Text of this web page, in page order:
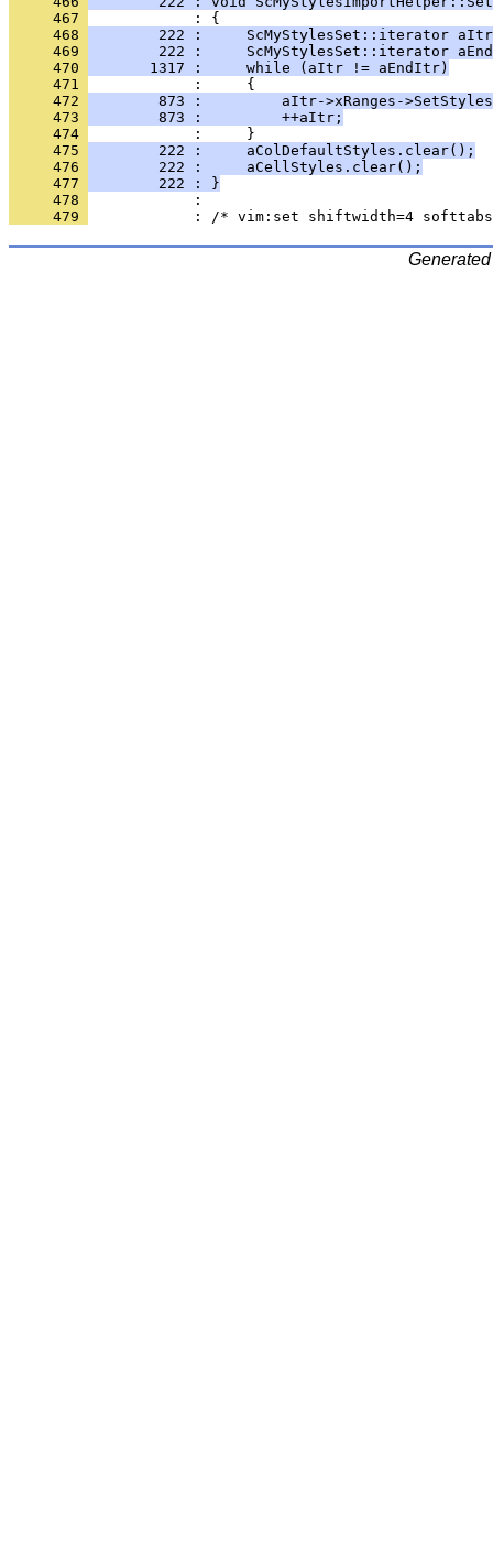
     467
     468
222 :     ScMyStylesSet::iterator
     469
222 :     ScMyStylesSet::iterator
     470
       1317 :     while (aItr != aEndItr)
     471
     472
873 :         aItr->xRanges-
     473
        873 :         ++aItr;
     474
     475
        222 :     aColDefaultStyles.clear();
     476
        222 :     aCellStyles.clear();
     477
        222 : }
     478
     479